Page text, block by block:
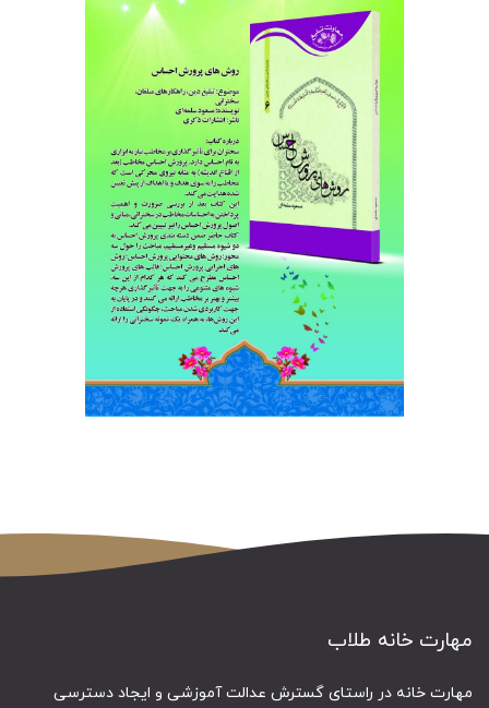
مهارت خانه طلاب
مهارت خانه در راستای گسترش عدالت آموزشی و ایجاد دسترسی